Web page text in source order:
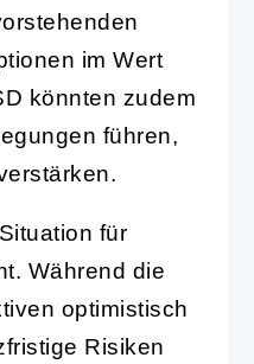
im Wert
könnten zudem
führen,
für
Während die
optimistisch
Risiken